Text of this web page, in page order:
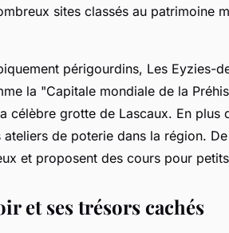
sites classés au patrimoine
périgourdins, Les Eyzies-
la "Capitale mondiale de la
célèbre grotte de Lascaux. En plus
de poterie dans la région.
et proposent des cours pour
et ses trésors cachés